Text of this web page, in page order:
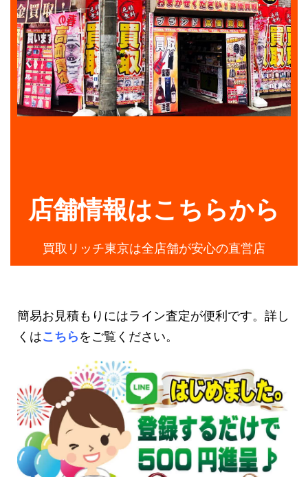
店舗情報はこちらから
買取リッチ東京は全店舗が安心の直営店
簡易お見積もりにはライン査定が便利です。詳し
くはこちらをご覧ください。